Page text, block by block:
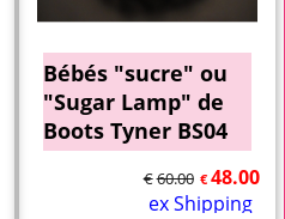
Bébés "sucre" ou
"Sugar Lamp" de
Boots Tyner BS04
€60.00 € 48.00
ex Shipping